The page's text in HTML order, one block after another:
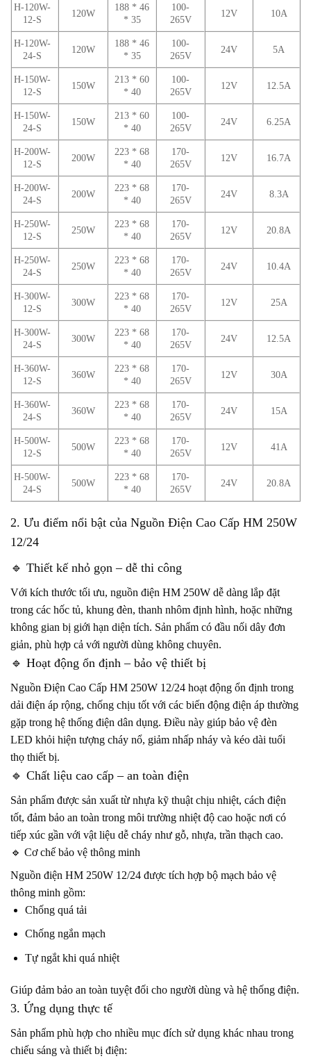
H-120W-
12-S
120W
188 * 46
* 35
100-
265V
12V 10A
H-120W-
24-S
120W
188 * 46
* 35
100-
265V
24V 5A
H-150W-
12-S
150W
213 * 60
* 40
100-
265V
12V 12.5A
H-150W-
24-S
150W
213 * 60
* 40
100-
265V
24V 6.25A
H-200W-
12-S
200W
223 * 68
* 40
170-
265V
12V 16.7A
H-200W-
24-S
200W
223 * 68
* 40
170-
265V
24V 8.3A
H-250W-
12-S
250W
223 * 68
* 40
170-
265V
12V 20.8A
H-250W-
24-S
250W
223 * 68
* 40
170-
265V
24V 10.4A
H-300W-
12-S
300W
223 * 68
* 40
170-
265V
12V 25A
H-300W-
24-S
300W
223 * 68
* 40
170-
265V
24V 12.5A
H-360W-
12-S
360W
223 * 68
* 40
170-
265V
12V 30A
H-360W-
24-S
360W
223 * 68
* 40
170-
265V
24V 15A
H-500W-
12-S
500W
223 * 68
* 40
170-
265V
12V 41A
H-500W-
24-S
500W
223 * 68
* 40
170-
265V
24V 20.8A
2. Ưu điểm nổi bật của Nguồn Điện Cao Cấp HM 250W
12/24
🔹 Thiết kế nhỏ gọn – dễ thi công
Với kích thước tối ưu, nguồn điện HM 250W dễ dàng lắp đặt
trong các hốc tủ, khung đèn, thanh nhôm định hình, hoặc những
không gian bị giới hạn diện tích. Sản phẩm có đầu nối dây đơn
giản, phù hợp cả với người dùng không chuyên.
🔹 Hoạt động ổn định – bảo vệ thiết bị
Nguồn Điện Cao Cấp HM 250W 12/24 hoạt động ổn định trong
dải điện áp rộng, chống chịu tốt với các biến động điện áp thường
gặp trong hệ thống điện dân dụng. Điều này giúp bảo vệ đèn
LED khỏi hiện tượng cháy nổ, giảm nhấp nháy và kéo dài tuổi
thọ thiết bị.
🔹 Chất liệu cao cấp – an toàn điện
Sản phẩm được sản xuất từ nhựa kỹ thuật chịu nhiệt, cách điện
tốt, đảm bảo an toàn trong môi trường nhiệt độ cao hoặc nơi có
tiếp xúc gần với vật liệu dễ cháy như gỗ, nhựa, trần thạch cao.
🔹 Cơ chế bảo vệ thông minh
Nguồn điện HM 250W 12/24 được tích hợp bộ mạch bảo vệ
thông minh gồm:
Chống quá tải
Chống ngắn mạch
Tự ngắt khi quá nhiệt
Giúp đảm bảo an toàn tuyệt đối cho người dùng và hệ thống điện.
3. Ứng dụng thực tế
Sản phẩm phù hợp cho nhiều mục đích sử dụng khác nhau trong
chiếu sáng và thiết bị điện: